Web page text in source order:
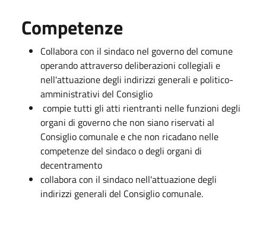
Competenze
Collabora con il sindaco nel governo del comune
operando attraverso deliberazioni collegiali e
nell'attuazione degli indirizzi generali e politico-
amministrativi del Consiglio
compie tutti gli atti rientranti nelle funzioni degli
organi di governo che non siano riservati al
Consiglio comunale e che non ricadano nelle
competenze del sindaco o degli organi di
decentramento
collabora con il sindaco nell'attuazione degli
indirizzi generali del Consiglio comunale.